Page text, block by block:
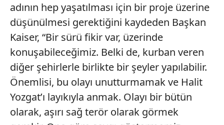
adının hep yaşatılması için bir proje üzerine
düşünülmesi gerektiğini kaydeden Başkan
Kaiser, “Bir sürü fikir var, üzerinde
konuşabileceğimiz. Belki de, kurban veren
diğer şehirlerle birlikte bir şeyler yapılabilir.
Önemlisi, bu olayı unutturmamak ve Halit
Yozgat’ı layıkıyla anmak. Olayı bir bütün
olarak, aşırı sağ terör olarak görmek